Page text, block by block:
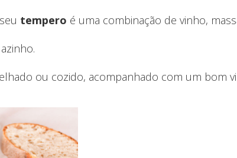
tempero é uma combinação de vinho,
ou cozido, acompanhado com um bom